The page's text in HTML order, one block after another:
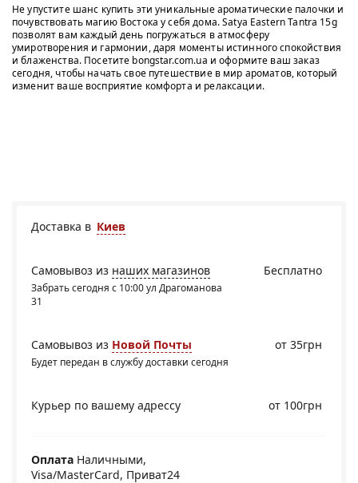
Не упустите шанс купить эти уникальные ароматические палочки и
почувствовать магию Востока у себя дома. Satya Eastern Tantra 15g
позволят вам каждый день погружаться в атмосферу
умиротворения и гармонии, даря моменты истинного спокойствия
и блаженства. Посетите bongstar.com.ua и оформите ваш заказ
сегодня, чтобы начать свое путешествие в мир ароматов, который
изменит ваше восприятие комфорта и релаксации.
Доставка в Киев
Бесплатно
Самовывоз из наших магазинов
Забрать сегодня с 10:00 ул Драгоманова
31
Самовывоз из Новой Почты
Будет передан в службу доставки сегодня
от 35грн
Курьер по вашему адрессу от 100грн
Оплата Наличными,
Visa/MasterCard, Приват24